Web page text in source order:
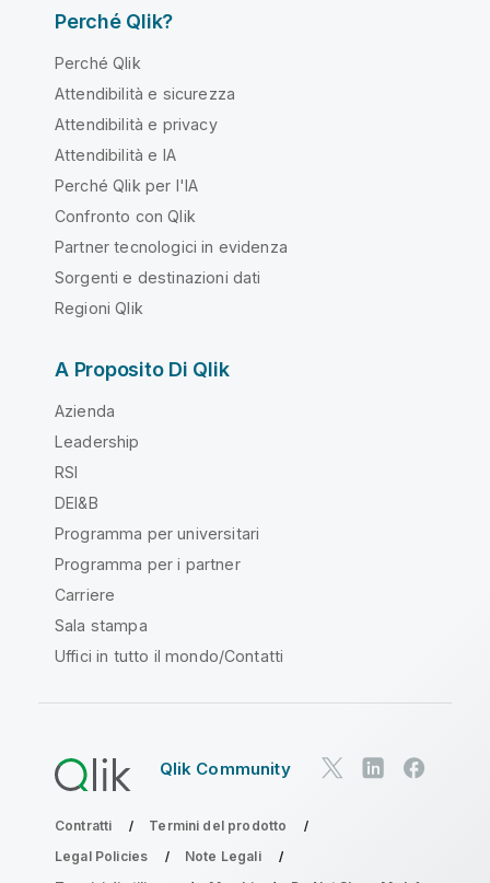
Perché Qlik?
Perché Qlik
Attendibilità e sicurezza
Attendibilità e privacy
Attendibilità e IA
Perché Qlik per l'IA
Confronto con Qlik
Partner tecnologici in evidenza
Sorgenti e destinazioni dati
Regioni Qlik
A Proposito Di Qlik
Azienda
Leadership
RSI
DEI&B
Programma per universitari
Programma per i partner
Carriere
Sala stampa
Uffici in tutto il mondo/Contatti
Qlik Community
Contratti
Termini del prodotto
Legal Policies
Note Legali